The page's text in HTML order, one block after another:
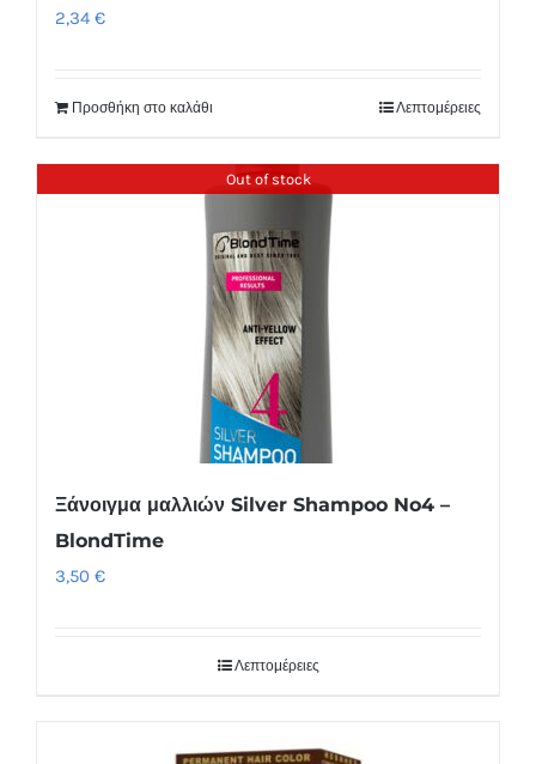
2,34 €
Προσθήκη στο καλάθι Λεπτομέρειες
Out of stock
Ξάνοιγμα μαλλιών Silver Shampoo No4 –
BlondTime
3,50 €
Λεπτομέρειες